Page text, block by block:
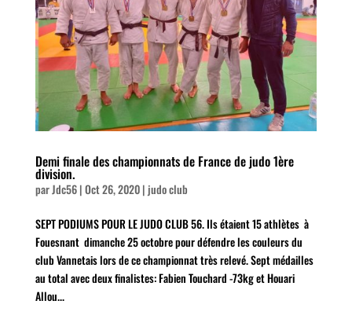
Demi finale des championnats de France de judo 1ère
division.
parJdc56|Oct 26, 2020| judo club
SEPT PODIUMS POUR LE JUDO CLUB 56. Ils étaient 15 athlètes à
Fouesnant dimanche 25 octobre pour défendre les couleurs du
club Vannetais lors de ce championnat très relevé. Sept médailles
au total avec deux finalistes: Fabien Touchard -73kg et Houari
Allou...